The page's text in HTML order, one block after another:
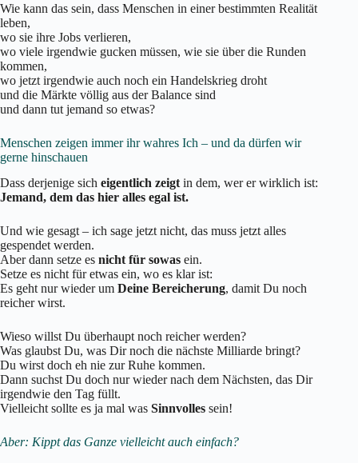
Wie kann das sein, dass Menschen in einer bestimmten Realität
leben,
wo sie ihre Jobs verlieren,
wo viele irgendwie gucken müssen, wie sie über die Runden
kommen,
wo jetzt irgendwie auch noch ein Handelskrieg droht
und die Märkte völlig aus der Balance sind
und dann tut jemand so etwas?
Menschen zeigen immer ihr wahres Ich – und da dürfen wir
gerne hinschauen
Dass derjenige sich eigentlich zeigt in dem, wer er wirklich ist:
Jemand, dem das hier alles egal ist.
Und wie gesagt – ich sage jetzt nicht, das muss jetzt alles
gespendet werden.
Aber dann setze es nicht für sowas ein.
Setze es nicht für etwas ein, wo es klar ist:
Es geht nur wieder um Deine Bereicherung, damit Du noch
reicher wirst.
Wieso willst Du überhaupt noch reicher werden?
Was glaubst Du, was Dir noch die nächste Milliarde bringt?
Du wirst doch eh nie zur Ruhe kommen.
Dann suchst Du doch nur wieder nach dem Nächsten, das Dir
irgendwie den Tag füllt.
Vielleicht sollte es ja mal was Sinnvolles sein!
Aber: Kippt das Ganze vielleicht auch einfach?